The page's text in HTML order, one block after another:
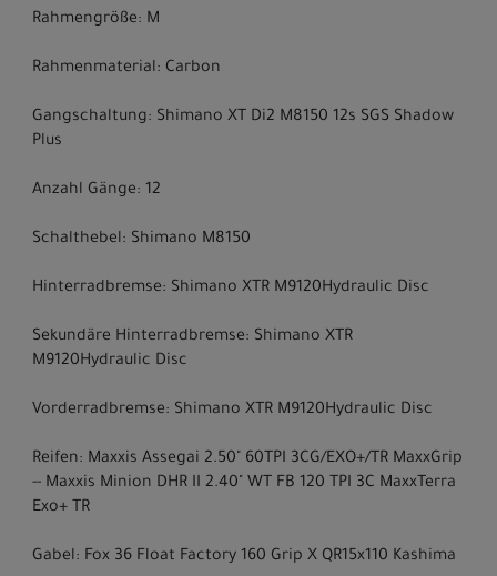
Rahmengröße: M
Rahmenmaterial: Carbon
Gangschaltung: Shimano XT Di2 M8150 12s SGS Shadow
Plus
Anzahl Gänge: 12
Schalthebel: Shimano M8150
Hinterradbremse: Shimano XTR M9120Hydraulic Disc
Sekundäre Hinterradbremse: Shimano XTR
M9120Hydraulic Disc
Vorderradbremse: Shimano XTR M9120Hydraulic Disc
Reifen: Maxxis Assegai 2.50" 60TPI 3CG/EXO+/TR MaxxGrip
-- Maxxis Minion DHR II 2.40" WT FB 120 TPI 3C MaxxTerra
Exo+ TR
Gabel: Fox 36 Float Factory 160 Grip X QR15x110 Kashima